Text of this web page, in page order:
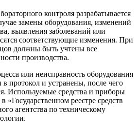
контроля разрабатывается
замены оборудования, изменений
выявления заболеваний или
соответствующие изменения. При
должны быть учтены все
производства.
или неисправность оборудования
протокол и устранены, после чего
Используемые средства и приборы
«Государственном реестре средств
агентства по техническому